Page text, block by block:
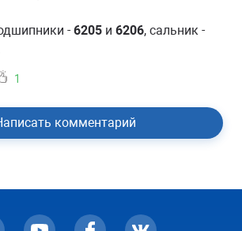
- 6205 и 6206, сальник -
1
комментарий